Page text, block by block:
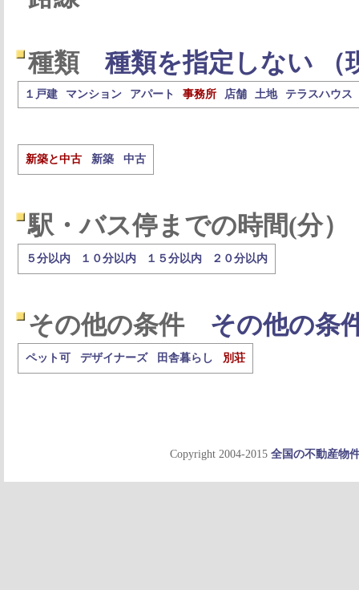
種類 種類を指定しない （
１戸建 マンション アパート 事務所 店舗 土地 テラスハウス
新築と中古 新築 中古
駅・バス停までの時間(分）
５分以内 １０分以内 １５分以内 ２０分以内
その他の条件 その他の条
ペット可 デザイナーズ 田舎暮らし 別荘
Copyright 2004-2015 全国の不動産物